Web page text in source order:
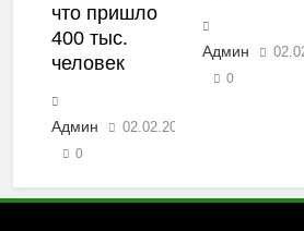
что пришло
400 тыс.
человек
Админ 02.02.2022
0
Админ
0